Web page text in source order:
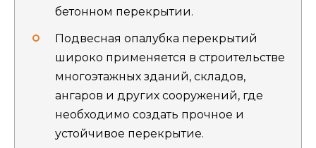
бетонном перекрытии.
Подвесная опалубка перекрытий
широко применяется в строительстве
многоэтажных зданий, складов,
ангаров и других сооружений, где
необходимо создать прочное и
устойчивое перекрытие.